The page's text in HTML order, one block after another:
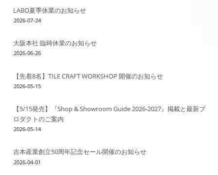
LABO夏季休業のお知らせ
2026-07-24
大阪本社 臨時休業のお知らせ
2026-06-26
【先着8名】TILE CRAFT WORKSHOP 開催のお知らせ
2026-05-15
【5/15発売】『Shop & Showroom Guide 2026-2027』掲載と最新プ
ロダクトのご案内
2026-05-14
吉本産業創立50周年記念セール開催のお知らせ
2026-04-01